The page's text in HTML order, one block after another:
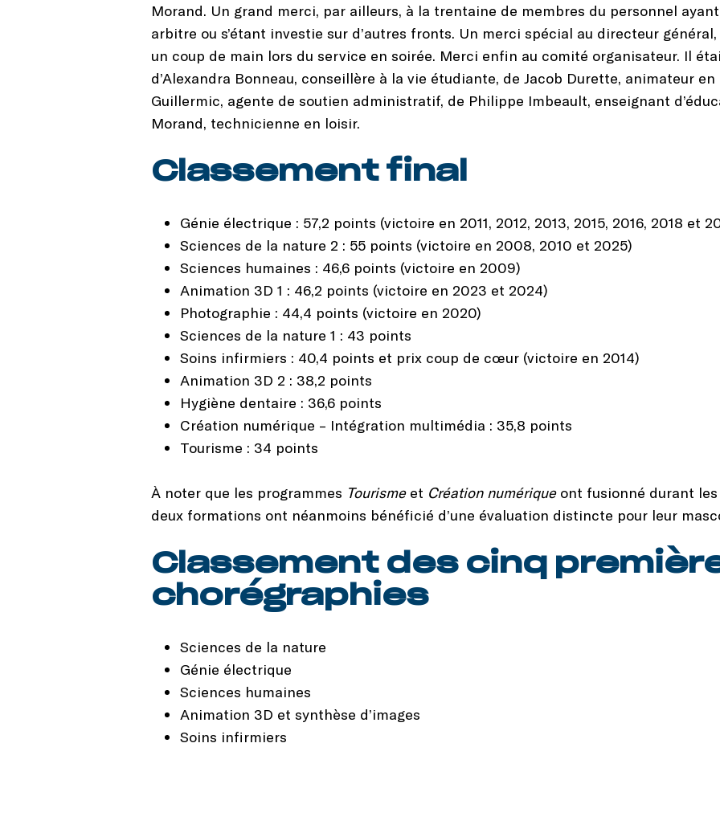
Morand. Un grand merci, par ailleurs, à la trentaine de membres du personnel
arbitre ou s’étant investie sur d’autres fronts. Un merci spécial au directeur
un coup de main lors du service en soirée. Merci enfin au comité organisateur. Il
d’Alexandra Bonneau, conseillère à la vie étudiante, de Jacob Durette, animateur
Guillermic, agente de soutien administratif, de Philippe Imbeault, enseignant
Morand, technicienne en loisir.
Classement final
Génie électrique : 57,2 points (victoire en 2011, 2012, 2013, 2015, 2016, 2018 et
Sciences de la nature 2 : 55 points (victoire en 2008, 2010 et 2025)
Sciences humaines : 46,6 points (victoire en 2009)
Animation 3D 1 : 46,2 points (victoire en 2023 et 2024)
Photographie : 44,4 points (victoire en 2020)
Sciences de la nature 1 : 43 points
Soins infirmiers : 40,4 points et prix coup de cœur (victoire en 2014)
Animation 3D 2 : 38,2 points
Hygiène dentaire : 36,6 points
Création numérique – Intégration multimédia : 35,8 points
Tourisme : 34 points
À noter que les programmes Tourismeet Création numériqueont fusionné durant les
deux formations ont néanmoins bénéficié d’une évaluation distincte pour leur
Classement des cinq
chorégraphies
Sciences de la nature
Génie électrique
Sciences humaines
Animation 3D et synthèse d’images
Soins infirmiers